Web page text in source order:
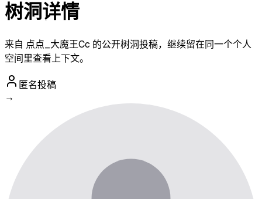
树洞详情
来自 点点_大魔王Cc 的公开树洞投稿，继续留在同一个个人
空间里查看上下文。
匿名投稿
→